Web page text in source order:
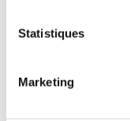
Statistiques
Marketing
650 000 €